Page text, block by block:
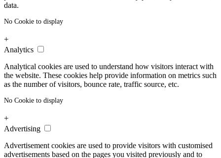
data.
No Cookie to display
+
Analytics
Analytical cookies are used to understand how visitors interact with
the website. These cookies help provide information on metrics such
as the number of visitors, bounce rate, traffic source, etc.
No Cookie to display
+
Advertising
Advertisement cookies are used to provide visitors with customised
advertisements based on the pages you visited previously and to